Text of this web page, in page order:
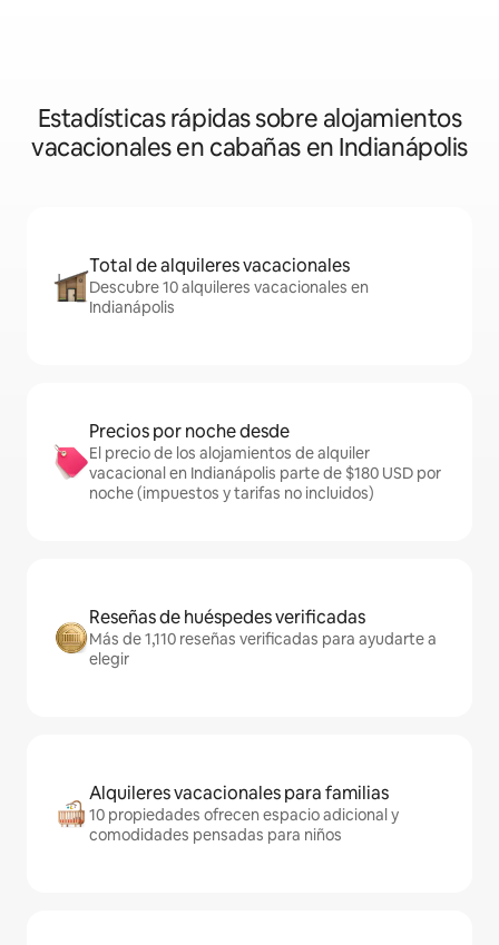
Estadísticas rápidas sobre alojamientos
vacacionales en cabañas en Indianápolis
Total de alquileres vacacionales
Descubre 10 alquileres vacacionales en
Indianápolis
Precios por noche desde
El precio de los alojamientos de alquiler
vacacional en Indianápolis parte de $180 USD por
noche (impuestos y tarifas no incluidos)
Reseñas de huéspedes verificadas
Más de 1,110 reseñas verificadas para ayudarte a
elegir
Alquileres vacacionales para familias
10 propiedades ofrecen espacio adicional y
comodidades pensadas para niños